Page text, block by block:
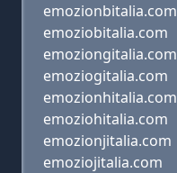
emozionbitalia.com
emoziobitalia.com
emoziongitalia.com
emoziogitalia.com
emozionhitalia.com
emoziohitalia.com
emozionjitalia.com
emoziojitalia.com